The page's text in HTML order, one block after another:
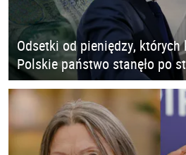
Odsetki od pieniędzy, których
Polskie państwo stanęło po